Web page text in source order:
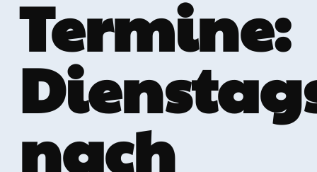
Termine:
nach